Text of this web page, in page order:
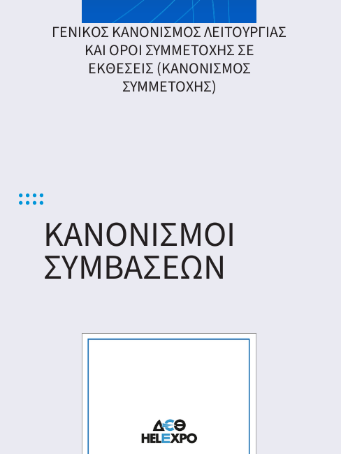
ΓΕΝΙΚΟΣ KANONIΣΜΟΣ ΛΕΙΤΟΥΡΓΙΑΣ
ΚΑΙ ΟΡΟΙ ΣΥΜΜΕΤΟΧΗΣ ΣΕ
ΕΚΘΕΣΕΙΣ (ΚΑΝΟΝΙΣΜΟΣ
ΣΥΜΜΕΤΟΧΗΣ)
ΚΑΝΟΝΙΣΜΟΙ
ΣΥΜΒΑΣΕΩΝ